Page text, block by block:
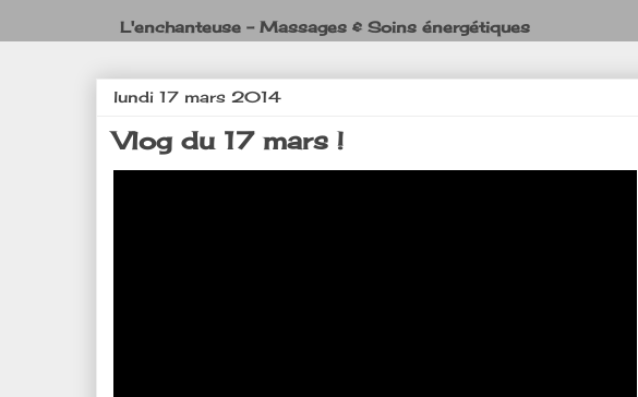
L'enchanteuse - Massages & Soins énergétiques
lundi 17 mars 2014
Vlog du 17 mars !